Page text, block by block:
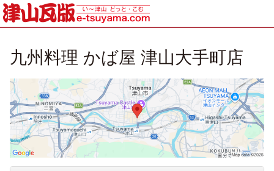
九州料理 かば屋 津山大手町店